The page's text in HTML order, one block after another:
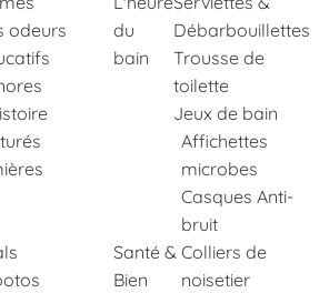
odeurs
du
bain
Débarbouillettes
Trousse de
toilette
Jeux de bain
Santé &
Bien
Affichettes
microbes
Casques Anti-
bruit
Colliers de
noisetier